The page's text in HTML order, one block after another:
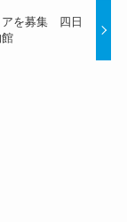
アを募集 四日